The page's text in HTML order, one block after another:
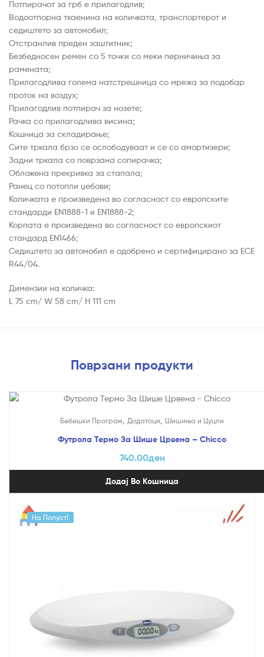
Потпирачот за грб е прилагодлив;
Водоотпорна ткаенина на количката, транспортерот и
седиштето за автомобил;
Отстранлив преден заштитник;
Безбедносен ремен со 5 точки со меки перничиња за
рамената;
Прилагодлива голема натстрешница со мрежа за подобар
проток на воздух;
Прилагодлив потпирач за нозете;
Рачка со прилагодлива висина;
Кошница за складирање;
Сите тркала брзо се ослободуваат и се со амортизери;
Задни тркала со поврзана сопирачка;
Обложена прекривка за стапала;
Ранец со потопли џебови;
Количката е произведена во согласност со европските
стандарди EN1888-1 и EN1888-2;
Корпата е произведена во согласност со европскиот
стандард EN1466;
Седиштето за автомобил е одобрено и сертифицирано за ECE
R44/04.
Димензии на количка:
L 75 cm/ W 58 cm/ H 111 cm
Поврзани продукти
Бебешки Програм Додатоци Шишиња и Цуцли
Футрола Термо За Шише Црвена – Chicco
740.00ден
Додај Во Кошница
На Попуст!